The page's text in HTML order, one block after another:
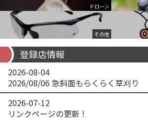
ドローン
その他
登録店情報
2026-08-04
2026/08/06 急斜面もらくらく草刈り
2026-07-12
リンクページの更新！